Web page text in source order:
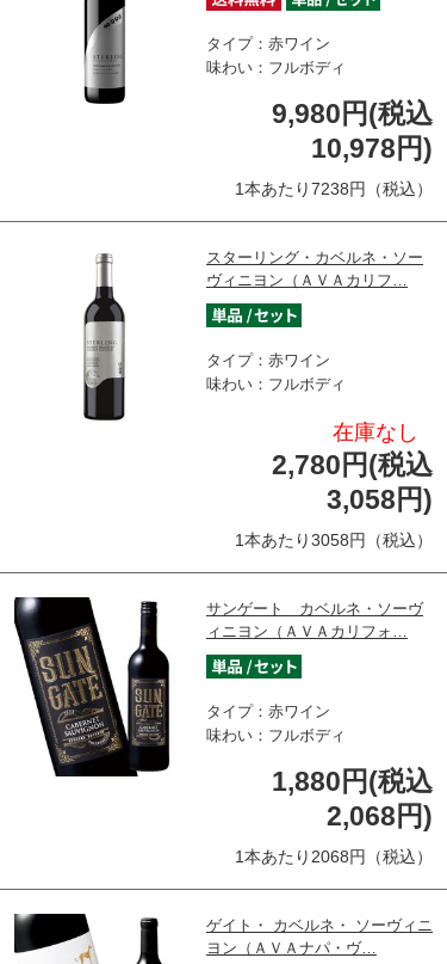
タイプ：赤ワイン
味わい：フルボディ
9,980円(税込
10,978円)
1本あたり7238円（税込）
スターリング・カベルネ・ソー
ヴィニヨン（ＡＶＡカリフ…
タイプ：赤ワイン
味わい：フルボディ
在庫なし
2,780円(税込
3,058円)
1本あたり3058円（税込）
サンゲート カベルネ・ソーヴ
ィニヨン（ＡＶＡカリフォ…
タイプ：赤ワイン
味わい：フルボディ
1,880円(税込
2,068円)
1本あたり2068円（税込）
ゲイト・ カベルネ・ ソーヴィニ
ヨン（ＡＶＡナパ・ヴ…